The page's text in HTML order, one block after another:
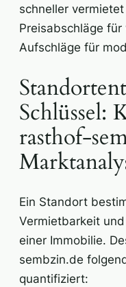
schneller
Preisabschläge
Aufschläge für
Schlüssel:
rasthof-
Ein Standort
Vermietbarkeit
einer Immobilie.
sembzin.de
quantifiziert: